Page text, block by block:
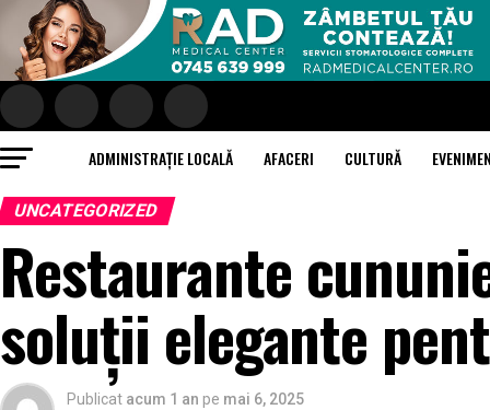
ADMINISTRAȚIE LOCALĂ AFACERI CULTURĂ
UNCATEGORIZED
Restaurante
soluții elegante
Publicat acum 1 an pe mai 6, 2025